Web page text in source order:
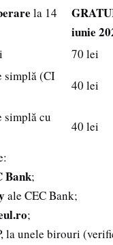
la 14
iunie
70 lei
simplă (CI
40 lei
simplă cu
40 lei
Bank;
ale CEC Bank;
;
la unele birouri